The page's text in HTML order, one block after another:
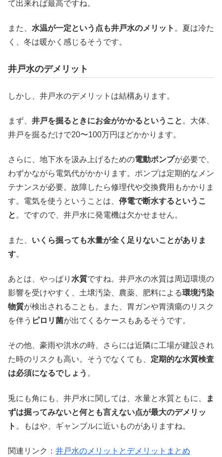
て出来れば最高ですね。
また、 水温が一定という点も井戸水のメリット 。夏は冷た
く、冬は暖かく感じるそうです。
井戸水のデメリット
しかし、井戸水のデメリットは結構あります。
まず、 井戸を掘るときにお金がかかるということ 。大体、
井戸を掘るだけで20〜100万円ほどかかります。
さらに、地下水を汲み上げるための電動ポンプが必要で、
わずかながら電気代がかかります。ポンプは定期的なメン
テナンスが必要。故障したら修理代や交換費用もかかりま
す。電気を使うということは、 停電で断水するというこ
と 。ですので、井戸水に発電機は欠かせません。
また、 いくら掘っても水量が全く足りないことがありま
す。
あとは、やっぱり 水質ですね。井戸水の水質は周辺環境の
影響を受けやすく、土壌汚染、農薬、肥料による環境汚染
物質が検出されることも。また、胃ガンや胃潰瘍のリスク
を伴う ピロリ菌が出てくるケースもあるそうです。
その他、豪雨や洪水の時、さらには近隣に工場が建設され
た時のリスクも高い。そうでなくても、 定期的な水質検査
は必須になるでしょう 。
兎にも角にも、井戸水に関しては、水量と水質ともに、
ま
ずは掘ってみないと何とも言えない点が最大のデメリッ
ト 。もはや、ギャンブルに近いものがありますね。
関連リンク： 井戸水のメリットとデメリットまとめ